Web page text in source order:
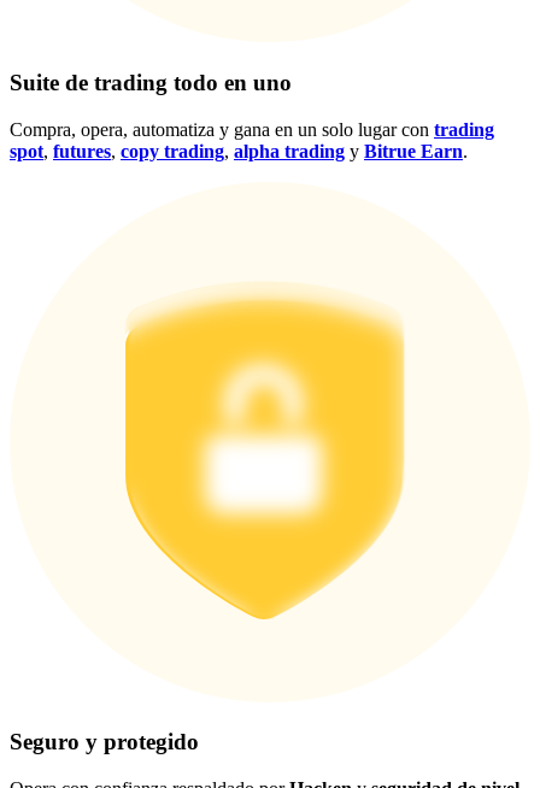
Suite de trading todo en uno
Compra, opera, automatiza y gana en un solo lugar con trading
spot, futures, copy trading, alpha trading y Bitrue Earn.
Seguro y protegido